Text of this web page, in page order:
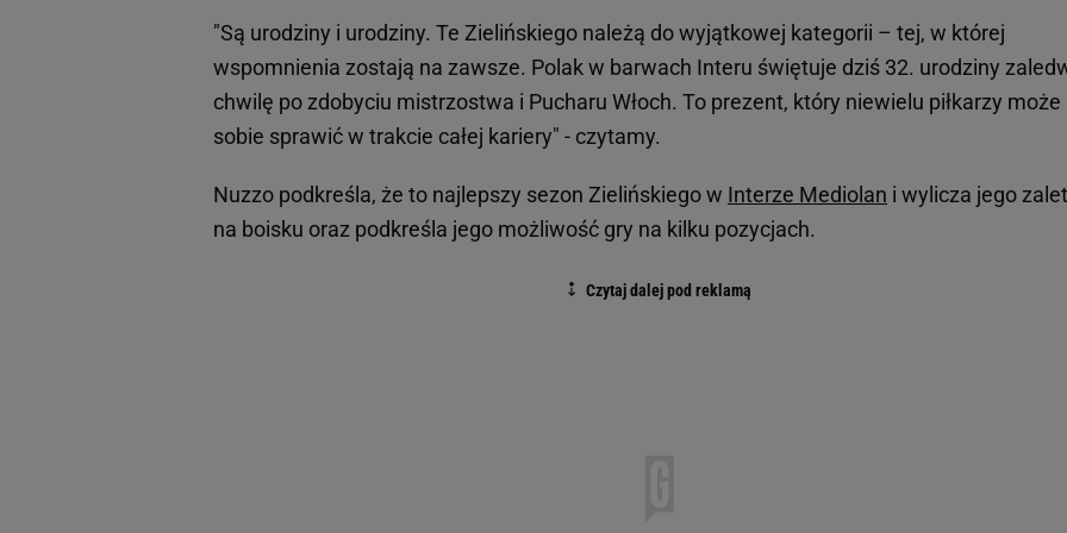
"Są urodziny i urodziny. Te Zielińskiego należą do wyjątkowej kategorii – tej, w której
wspomnienia zostają na zawsze. Polak w barwach Interu świętuje dziś 32. urodziny
chwilę po zdobyciu mistrzostwa i Pucharu Włoch. To prezent, który niewielu piłkarzy może
sobie sprawić w trakcie całej kariery" - czytamy.
Nuzzo podkreśla, że to najlepszy sezon Zielińskiego w Interze Mediolan i wylicza jego
na boisku oraz podkreśla jego możliwość gry na kilku pozycjach.